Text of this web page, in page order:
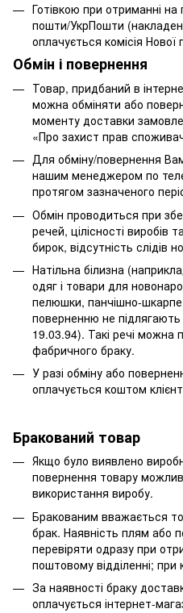
Готівкою при отриманні
пошти/УкрПошти
оплачується комісія
Обмін і повернення
Товар, придбаний в
можна обміняти або
моменту доставки
«Про захист прав
Для обміну/повернення
нашим менеджером по
протягом зазначеного
Обмін проводиться при
речей, цілісності виробів
бирок, відсутність слідів
Натільна білизна
одяг і товари для
пелюшки, панчішно-
поверненню не
19.03.94). Такі речі можна
фабричного браку.
У разі обміну або
оплачується коштом
Бракований товар
Якщо було виявлено
повернення товару
використання виробу.
Бракованим вважається
брак. Наявність плям або
перевіряти одразу при
поштовому відділенні; при
За наявності браку
оплачується інтернет-